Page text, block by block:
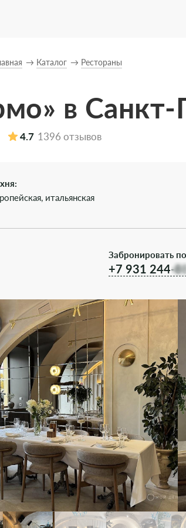
Каталог Рестораны
в Санкт-
4.7 1396 отзывов
итальянская
Забронировать
+7 931 244-